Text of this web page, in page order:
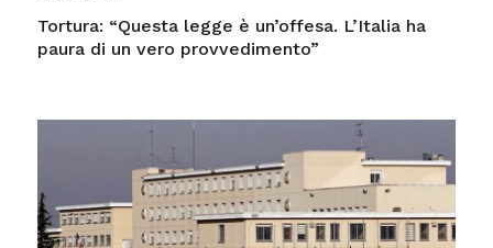
Tortura: “Questa legge è un’offesa. L’Italia ha
paura di un vero provvedimento”